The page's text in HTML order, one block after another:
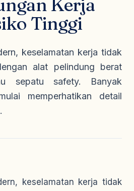
Kerja
Tinggi
keselamatan kerja tidak
alat pelindung berat
sepatu safety. Banyak
memperhatikan detail
keselamatan kerja tidak